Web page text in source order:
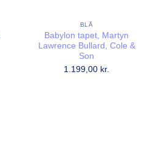
BLÅ
Babylon tapet, Martyn
Lawrence Bullard, Cole &
Son
1.199,00 kr.